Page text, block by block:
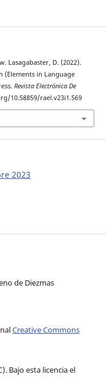
Lasagabaster, D. (2022).
(Elements in Language
Revista Electrónica De
10.58859/rael.v23i1.569
2023
de Diezmas
Creative Commons
Bajo esta licencia el